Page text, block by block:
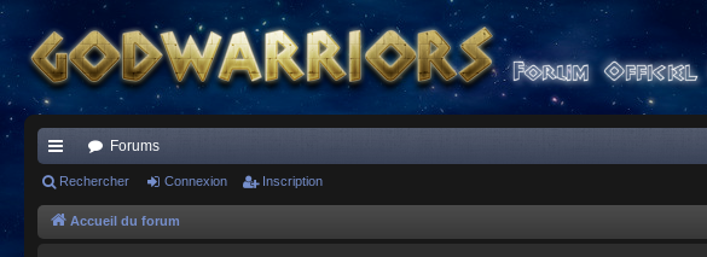
ac
co
Forums
Rechercher Connexion Inscription
Accueil du forum